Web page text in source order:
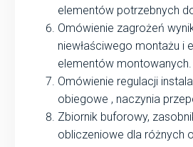
elementów potrzebnych
Omówienie zagrożeń
niewłaściwego montażu i
elementów montowanych.
Omówienie regulacji
obiegowe , naczynia
Zbiornik buforowy,
obliczeniowe dla różnych